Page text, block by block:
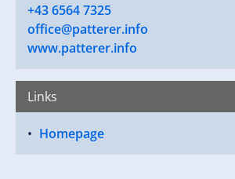
+43 6564 7325
office@patterer.info
www.patterer.info
Links
Homepage